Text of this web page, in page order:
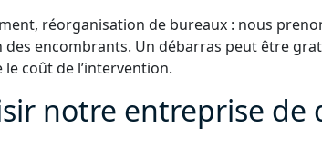
réorganisation de bureaux : nous
des encombrants. Un débarras peut être
coût de l’intervention.
notre entreprise de